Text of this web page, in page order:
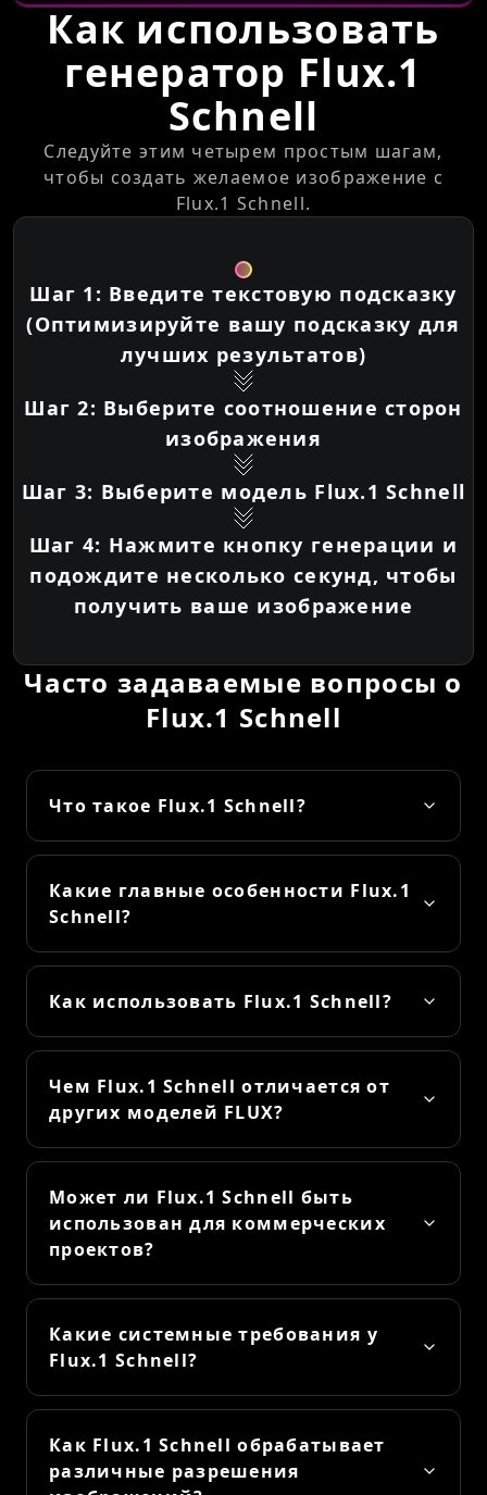
Как использовать
генератор Flux.1
Schnell
Следуйте этим четырем простым шагам,
чтобы создать желаемое изображение с
Flux.1 Schnell.
Шаг 1: Введите текстовую подсказку
(Оптимизируйте вашу подсказку для
лучших результатов)
Шаг 2: Выберите соотношение сторон
изображения
Шаг 3: Выберите модель Flux.1 Schnell
Шаг 4: Нажмите кнопку генерации и
подождите несколько секунд, чтобы
получить ваше изображение
Часто задаваемые вопросы о
Flux.1 Schnell
Что такое Flux.1 Schnell?
Какие главные особенности Flux.1
Schnell?
Как использовать Flux.1 Schnell?
Чем Flux.1 Schnell отличается от
других моделей FLUX?
Может ли Flux.1 Schnell быть
использован для коммерческих
проектов?
Какие системные требования у
Flux.1 Schnell?
Как Flux.1 Schnell обрабатывает
различные разрешения